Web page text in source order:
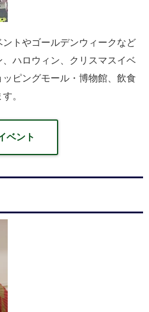
トやゴールデンウィークなど
ハロウィン、クリスマスイベ
ピングモール・博物館、飲食
。
ベント